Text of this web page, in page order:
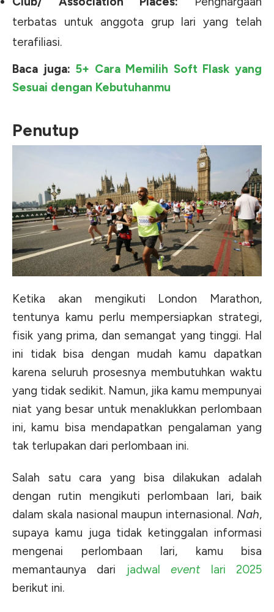
terbatas untuk anggota grup lari yang telah
terafiliasi.
Baca juga: 5+ Cara Memilih Soft Flask yang
Sesuai dengan Kebutuhanmu
Penutup
Ketika akan mengikuti London Marathon,
tentunya kamu perlu mempersiapkan strategi,
fisik yang prima, dan semangat yang tinggi. Hal
ini tidak bisa dengan mudah kamu dapatkan
karena seluruh prosesnya membutuhkan waktu
yang tidak sedikit. Namun, jika kamu mempunyai
niat yang besar untuk menaklukkan perlombaan
ini, kamu bisa mendapatkan pengalaman yang
tak terlupakan dari perlombaan ini.
Salah satu cara yang bisa dilakukan adalah
dengan rutin mengikuti perlombaan lari, baik
dalam skala nasional maupun internasional. Nah,
supaya kamu juga tidak ketinggalan informasi
mengenai perlombaan lari, kamu bisa
memantaunya dari jadwaleventlari 2025
berikut ini.